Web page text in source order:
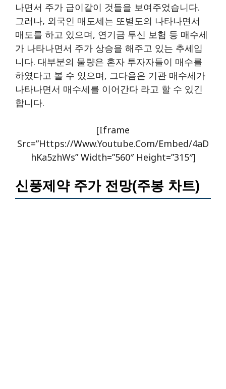
나면서 주가 급이같이 것들을 보여주었습니다.
그러나, 외국인 매도세는 또별도의 나타나면서
매도를 하고 있으며, 연기금 투신 보험 등 매수세
가 나타나면서 주가 상승을 해주고 있는 추세입
니다. 대부분의 물량은 혼자 투자자들이 매수를
하였다고 볼 수 있으며, 그다음은 기관 매수세가
나타나면서 매수세를 이어간다 라고 할 수 있긴
합니다.
[iframe
Src=”https://www.youtube.com/embed/4aD
HKa5zhWs” Width=”560″ Height=”315″]
신풍제약 주가 전망(주봉 차트)